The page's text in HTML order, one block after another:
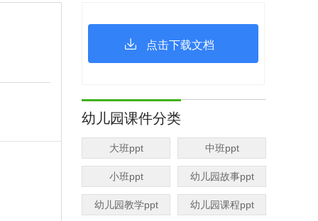
点击下载文档
幼儿园课件分类
大班ppt 中班ppt
小班ppt 幼儿园故事ppt
幼儿园教学ppt 幼儿园课程ppt